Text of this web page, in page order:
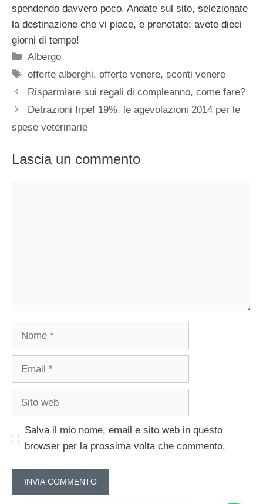
spendendo davvero poco. Andate sul sito, selezionate
la destinazione che vi piace, e prenotate: avete dieci
giorni di tempo!
Categorie
Albergo
Tag
offerte alberghi,offerte venere,sconti venere
Risparmiare sui regali di compleanno, come fare?
Detrazioni Irpef 19%, le agevolazioni 2014 per le
spese veterinarie
Lascia un commento
Nome
Email
Sito
Salva il mio nome, email e sito web in questo
browser per la prossima volta che commento.